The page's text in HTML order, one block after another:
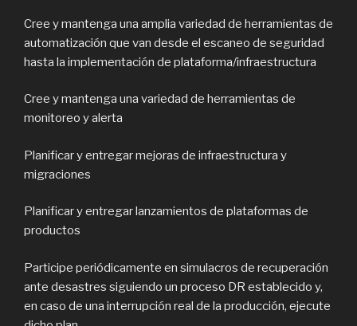
Cree y mantenga una amplia variedad de herramientas de
automatización que van desde el escaneo de seguridad
hasta la implementación de plataforma/infraestructura
Cree y mantenga una variedad de herramientas de
monitoreo y alerta
Planificar y entregar mejoras de infraestructura y
migraciones
Planificar y entregar lanzamientos de plataformas de
productos
Participe periódicamente en simulacros de recuperación
ante desastres siguiendo un proceso DR establecido y,
en caso de una interrupción real de la producción, ejecute